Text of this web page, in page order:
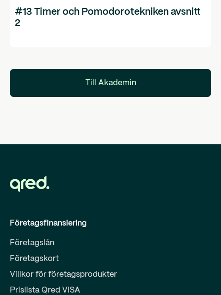
#13 Timer och Pomodorotekniken avsnitt
2
Till Akademin
Företagsfinansiering
Företagslån
Företagskort
Villkor för företagsprodukter
Prislista Qred VISA